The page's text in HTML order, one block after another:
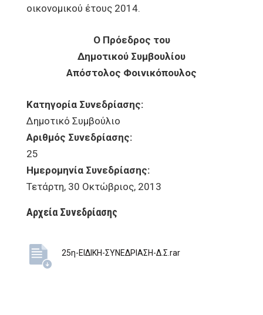
οικονομικού έτους 2014.
Ο Πρόεδρος του
Δημοτικού Συμβουλίου
Απόστολος Φοινικόπουλος
Κατηγορία Συνεδρίασης:
Δημοτικό Συμβούλιο
Αριθμός Συνεδρίασης:
25
Ημερομηνία Συνεδρίασης:
Τετάρτη, 30 Οκτώβριος, 2013
Αρχεία Συνεδρίασης
25η-ΕΙΔΙΚΗ-ΣΥΝΕΔΡΙΑΣΗ-Δ.Σ.rar